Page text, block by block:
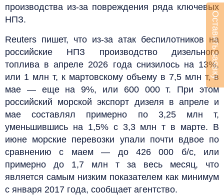
производства из-за повреждения ряда ключевых
НПЗ.
Reuters пишет, что из-за атак беспилотников на
российские НПЗ производство дизельного
топлива в апреле 2026 года снизилось на 13%,
или 1 млн т, к мартовскому объему в 7,5 млн т, в
мае — еще на 9%, или 600 000 т. При этом
российский морской экспорт дизеля в апреле и
мае составлял примерно по 3,25 млн т,
уменьшившись на 1,5% с 3,3 млн т в марте. В
июне морские перевозки упали почти вдвое по
сравнению с маем — до 426 000 б/с, или
примерно до 1,7 млн т за весь месяц, что
является самым низким показателем как минимум
с января 2017 года, сообщает агентство.
Оставить заявку